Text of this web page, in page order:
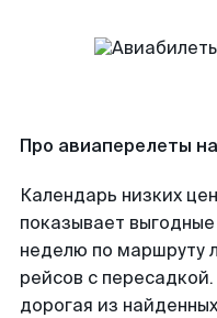
Про авиаперелеты
Календарь низких
показывает
неделю по маршруту
рейсов с
дорогая из